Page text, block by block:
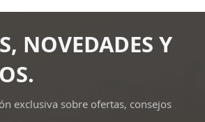
NOVEDADES Y
exclusiva sobre ofertas, consejos